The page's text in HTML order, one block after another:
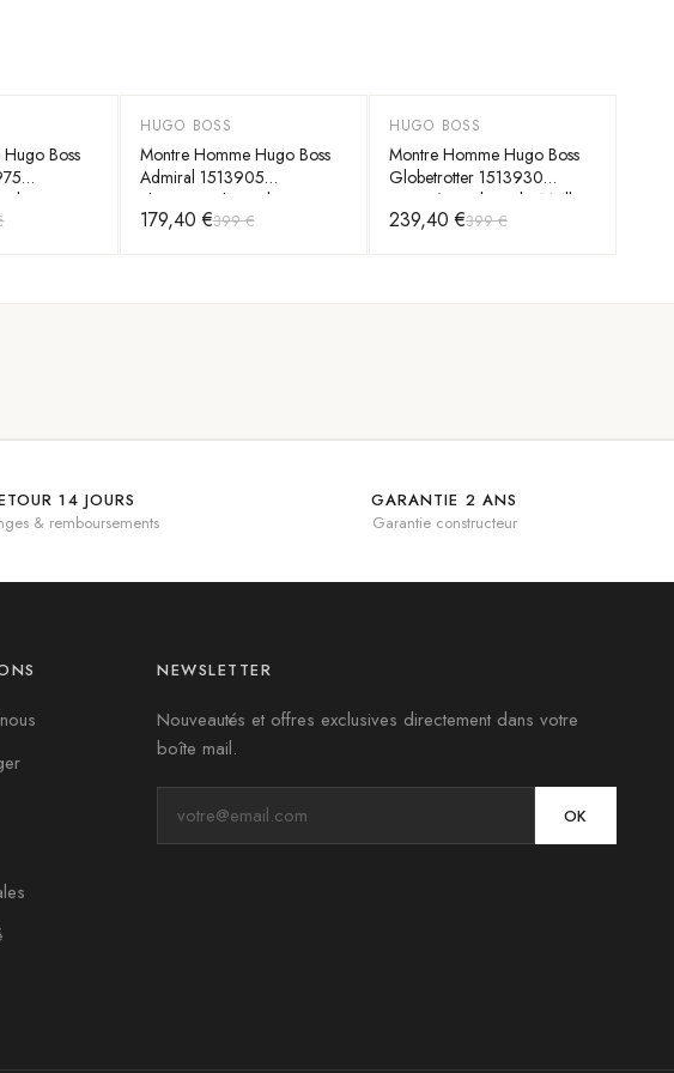
Boss
vert
-55%
HUGO BOSS
Montre Homme Hugo Boss
Admiral 1513905
chronographe cadran vert
179,40 €399 €
-40%
HUGO BOSS
Montre Homme Hugo Boss
Globetrotter 1513930
argenté/vert bracelet Maillons
acier
239,40 €399 €
14 JOURS
& remboursements
GARANTIE 2 ANS
Garantie constructeur
NEWSLETTER
Nouveautés et offres exclusives directement dans votre
boîte mail.
OK